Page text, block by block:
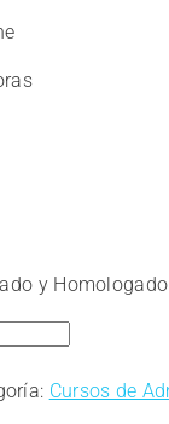
y Homologado
Cursos de